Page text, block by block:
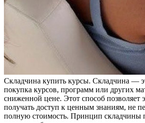
Склaдчинa купить курсы. Склaдчинa —
покупка курсов, программ или других
сниженной цене. Этот способ позволяет
получать доступ к ценным знаниям, не
полную стоимость. Принцип складчины